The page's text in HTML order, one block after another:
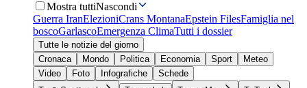
Mostra tuttiNascondi
Guerra IranElezioniCrans MontanaEpstein FilesFamiglia nel
boscoGarlascoEmergenza ClimaTutti i dossier
Tutte le notizie del giorno
Cronaca
Mondo Politica Economia Sport
Meteo
Video
Foto Infografiche
Schede